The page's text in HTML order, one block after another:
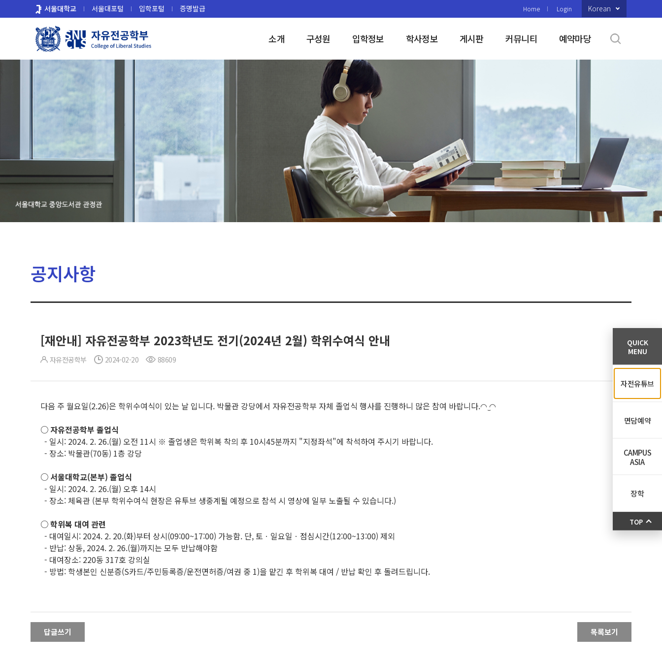
로
서울대학교 서울대포털 입학포털 증명발급 Home Login Korean
소개 구성원 입학정보 학사정보 게시판 커뮤니티 예약마당
공지사항
[재안내] 자유전공학부 2023학년도 전기(2024년 2월) 학위수여식 안내
자유전공학부 2024-02-20 88609
다음 주 월요일(2.26)은 학위수여식이 있는 날 입니다. 박물관 강당에서 자유전공학부 자체 졸업식 행사를 진행하니 많은 참여 바랍니다.◠ ̫◠
○ 자유전공학부 졸업식
- 일시: 2024. 2. 26.(월) 오전 11시 ※ 졸업생은 학위복 착의 후 10시45분까지 "지정좌석"에 착석하여 주시기 바랍니다.
- 장소: 박물관(70동) 1층 강당
○ 서울대학교(본부) 졸업식
- 일시: 2024. 2. 26.(월) 오후 14시
- 장소: 체육관 (본부 학위수여식 현장은 유투브 생중계될 예정으로 참석 시 영상에 일부 노출될 수 있습니다.)
○ 학위복 대여 관련
- 대여일시: 2024. 2. 20.(화)부터 상시(09:00~17:00) 가능함. 단, 토ㆍ일요일ㆍ점심시간(12:00~13:00) 제외
- 반납: 상동, 2024. 2. 26.(월)까지는 모두 반납해야함
- 대여장소: 220동 317호 강의실
- 방법: 학생본인 신분증(S카드/주민등록증/운전면허증/여권 중 1)을 맡긴 후 학위복 대여 / 반납 확인 후 돌려드립니다.
답글쓰기 목록보기
QUICK
MENU
자전유튜브
면담예약
CAMPUS
ASIA
장학
TOP